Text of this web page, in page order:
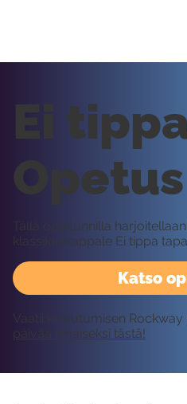
Katso
Ei
Opetus
Tällä oppitunnilla
klassikkokappale Ei tippa
Vaatii kirjautumisen
päivää ilmaiseksi tästä!